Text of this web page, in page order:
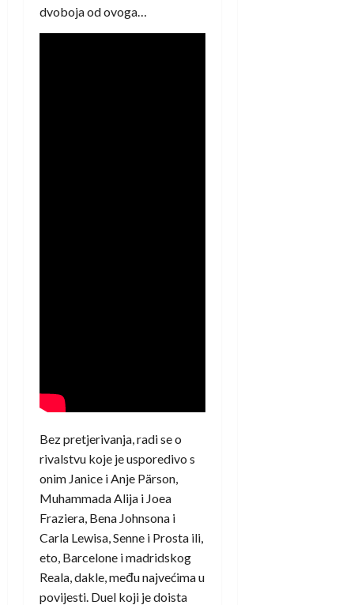
dvoboja od ovoga…
Bez pretjerivanja, radi se o
rivalstvu koje je usporedivo s
onim Janice i Anje Pärson,
Muhammada Alija i Joea
Fraziera, Bena Johnsona i
Carla Lewisa, Senne i Prosta ili,
eto, Barcelone i madridskog
Reala, dakle, među najvećima u
povijesti. Duel koji je doista